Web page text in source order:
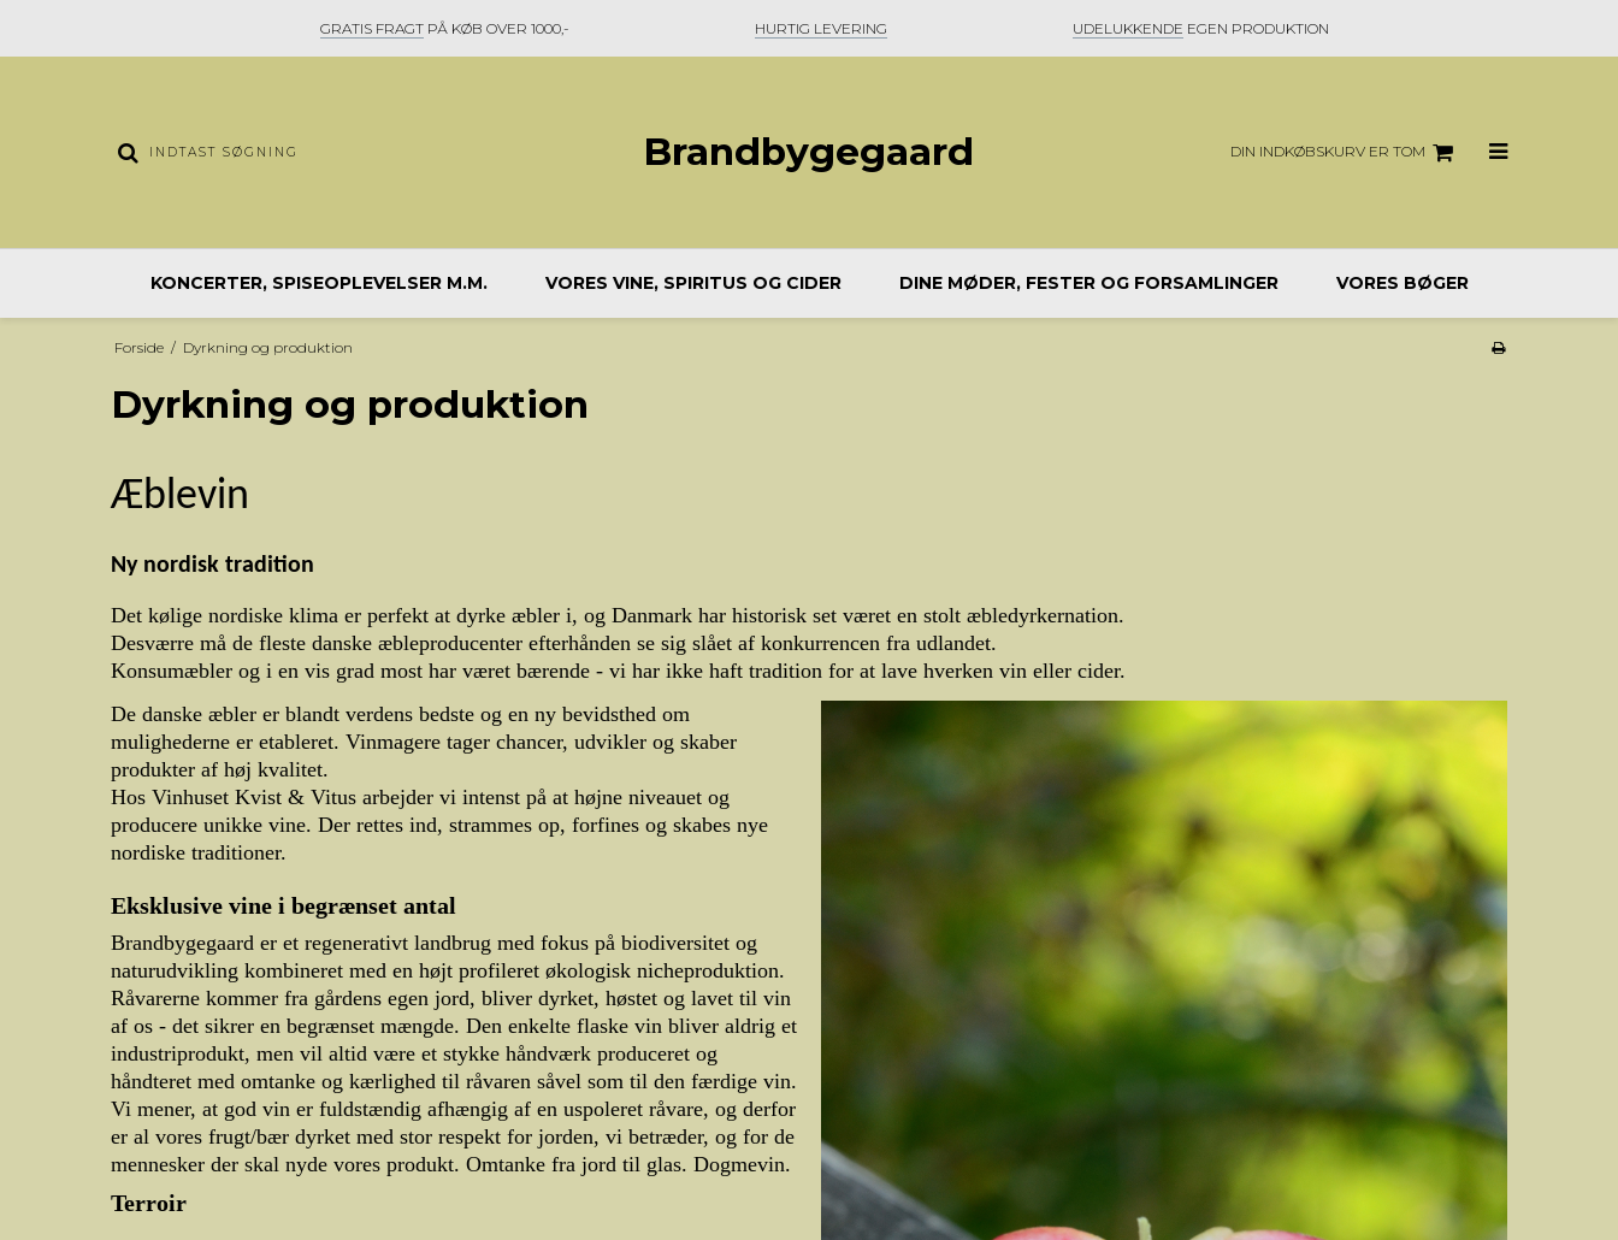
GRATIS FRAGTPÅ KØB OVER 1000,- HURTIG LEVERING UDELUKKENDE EGEN PRODUKTION
Brandbygegaard DIN INDKØBSKURV ER TOM
KONCERTER, SPISEOPLEVELSER M.M. VORES VINE, SPIRITUS OG CIDER DINE MØDER, FESTER OG FORSAMLINGER VORES BØGER
Forside / Dyrkning og produktion
Dyrkning og produktion
Æblevin
Ny nordisk tradition
Det kølige nordiske klima er perfekt at dyrke æbler i, og Danmark har historisk set været en stolt æbledyrkernation.
Desværre må de fleste danske æbleproducenter efterhånden se sig slået af konkurrencen fra udlandet.
Konsumæbler og i en vis grad most har været bærende - vi har ikke haft tradition for at lave hverken vin eller cider.
De danske æbler er blandt verdens bedste og en ny bevidsthed om
mulighederne er etableret. Vinmagere tager chancer, udvikler og skaber
produkter af høj kvalitet.
Hos Vinhuset Kvist & Vitus arbejder vi intenst på at højne niveauet og
producere unikke vine. Der rettes ind, strammes op, forfines og skabes nye
nordiske traditioner.
Eksklusive vine i begrænset antal
Brandbygegaard er et regenerativt landbrug med fokus på biodiversitet og
naturudvikling kombineret med en højt profileret økologisk nicheproduktion.
Råvarerne kommer fra gårdens egen jord, bliver dyrket, høstet og lavet til vin
af os - det sikrer en begrænset mængde. Den enkelte flaske vin bliver aldrig et
industriprodukt, men vil altid være et stykke håndværk produceret og
håndteret med omtanke og kærlighed til råvaren såvel som til den færdige vin.
Vi mener, at god vin er fuldstændig afhængig af en uspoleret råvare, og derfor
er al vores frugt/bær dyrket med stor respekt for jorden, vi betræder, og for de
mennesker der skal nyde vores produkt. Omtanke fra jord til glas. Dogmevin.
Terroir